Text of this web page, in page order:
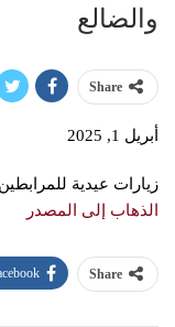
والضالع
Share
أبريل 1, 2025
زيارات عيدية
الذهاب إلى المصدر
Share